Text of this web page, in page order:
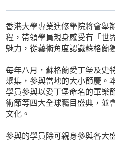
香港大學專業進修學院將會舉
程，帶領學員親身感受有「世
魅力，從藝術角度認識蘇格蘭
每年八月，蘇格蘭愛丁堡及史
聚集，參與當地的大小節慶。
學員參與以愛丁堡命名的軍樂
術節等四大全球矚目盛典，並
文化。
參與的學員除可親身參與各大